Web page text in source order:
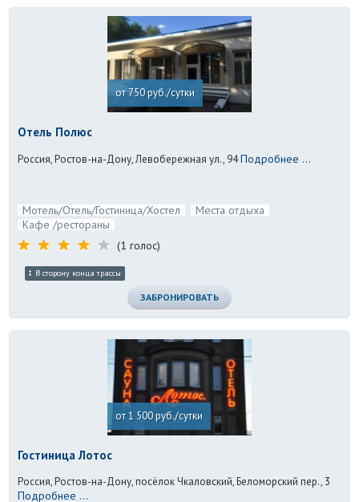
от 750 руб./сутки
Отель Полюс
Россия, Ростов-на-Дону, Левобережная ул., 94Подробнее ...
Мотель/Отель/Гостиница/Хостел
Места отдыха
Кафе /рестораны
(1 голос)
В сторону конца трассы
ЗАБРОНИРОВАТЬ
от 1 500 руб./сутки
Гостиница Лотос
Россия, Ростов-на-Дону, посёлок Чкаловский, Беломорский пер., 3
Подробнее ...